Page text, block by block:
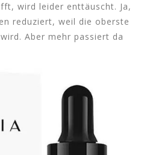
wird leider enttäuscht. Ja,
reduziert, weil die oberste
Aber mehr passiert da